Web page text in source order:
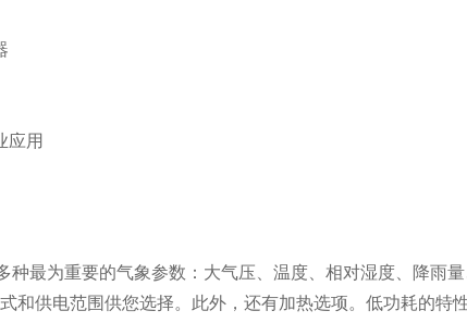
应用
种最为重要的气象参数：大气压、温度、相对湿度、降雨
和供电范围供您选择。此外，还有加热选项。低功耗的